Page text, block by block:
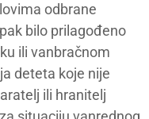
odbrane
bilo prilagođeno
ili vanbračnom
deteta koje nije
ili hranitelj